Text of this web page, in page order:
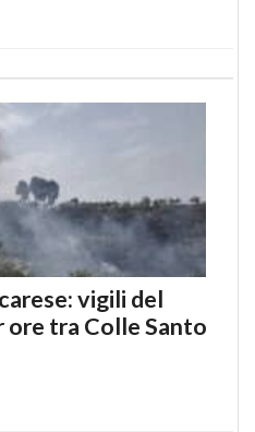
vigili del
tra Colle Santo